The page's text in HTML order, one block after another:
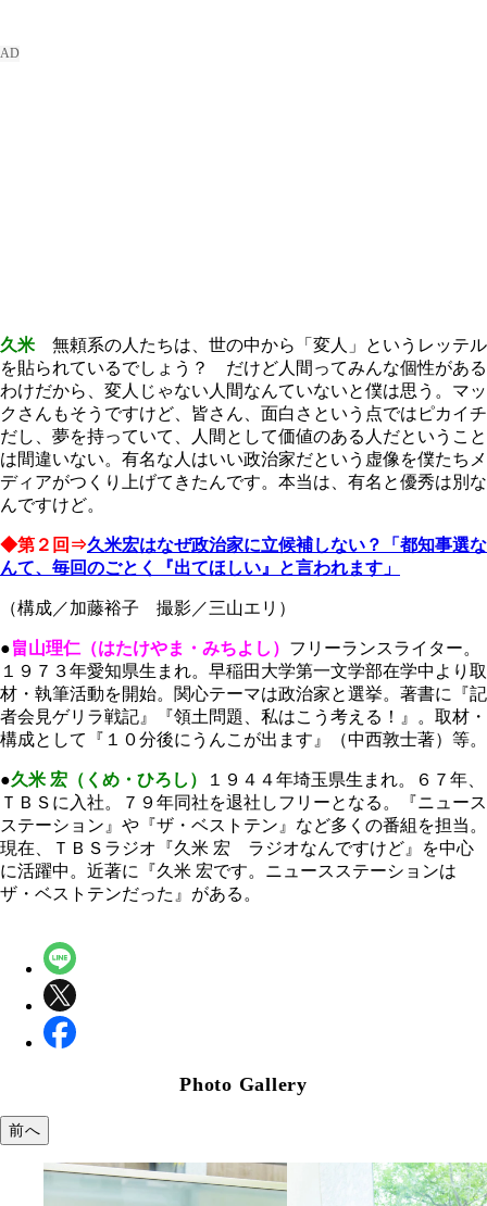
久米 無頼系の人たちは、世の中から「変人」というレッテル
を貼られているでしょう？ だけど人間ってみんな個性がある
わけだから、変人じゃない人間なんていないと僕は思う。マッ
クさんもそうですけど、皆さん、面白さという点ではピカイチ
だし、夢を持っていて、人間として価値のある人だということ
は間違いない。有名な人はいい政治家だという虚像を僕たちメ
ディアがつくり上げてきたんです。本当は、有名と優秀は別な
んですけど。
◆第２回⇒久米宏はなぜ政治家に立候補しない？「都知事選な
んて、毎回のごとく『出てほしい』と言われます」
（構成／加藤裕子 撮影／三山エリ）
●畠山理仁（はたけやま・みちよし） フリーランスライター。
１９７３年愛知県生まれ。早稲田大学第一文学部在学中より取
材・執筆活動を開始。関心テーマは政治家と選挙。著書に『記
者会見ゲリラ戦記』『領土問題、私はこう考える！』。取材・
構成として『１０分後にうんこが出ます』（中西敦士著）等。
●久米 宏（くめ・ひろし）
１９４４年埼玉県生まれ。６７年、
ＴＢＳに入社。７９年同社を退社しフリーとなる。『ニュース
ステーション』や『ザ・ベストテン』など多くの番組を担当。
現在、ＴＢＳラジオ『久米 宏 ラジオなんですけど』を中心
に活躍中。近著に『久米 宏です。ニュースステーションは
ザ・ベストテンだった』がある。
Photo Gallery
前へ